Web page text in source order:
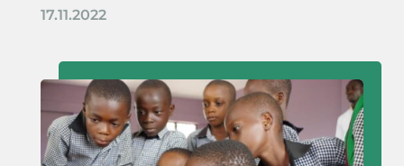
17.11.2022